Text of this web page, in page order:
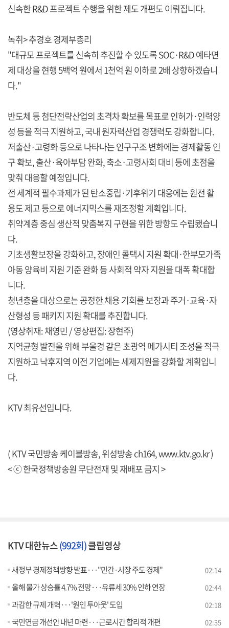
신속한 R&D 프로젝트 수행을 위한 제도 개편도 이뤄집니다.
녹취> 추경호 경제부총리
"대규모 프로젝트를 신속히 추진할 수 있도록 SOC·R&D 예타면
제 대상을 현행 5백억 원에서 1천억 원 이하로 2배 상향하겠습니
다."
반도체 등 첨단전략산업의 초격차 확보를 목표로 인허가·인력양
성 등을 적극 지원하고, 국내 원자력산업 경쟁력도 강화합니다.
저출산·고령화 등으로 나타나는 인구구조 변화에는 경제활동 인
구 확보, 출산·육아부담 완화, 축소·고령사회 대비 등에 초점을
맞춰 대응할 예정입니다.
전 세계적 필수과제가 된 탄소중립·기후위기 대응에는 원전 활
용도 제고 등으로 에너지믹스를 재조정할 계획입니다.
취약계층 중심 생산적 맞춤복지 구현을 위한 방향도 수립됐습니
다.
기초생활보장을 강화하고, 장애인 콜택시 지원 확대·한부모가족
아동 양육비 지원 기준 완화 등 사회적 약자 지원을 대폭 확대합
니다.
청년층을 대상으로는 공정한 채용 기회를 보장과 주거·교육·자
산형성 등 패키지 지원 확대를 추진합니다.
(영상취재: 채영민 / 영상편집: 장현주)
지역균형 발전을 위해 부울경 같은 초광역 메가시티 조성을 적극
지원하고 낙후지역 이전 기업에는 세제지원을 강화할 계획입니
다.
KTV 최유선입니다.
( KTV 국민방송 케이블방송, 위성방송 ch164,www.ktv.go.kr)
< ⓒ 한국정책방송원 무단전재 및 재배포 금지 >
KTV 대한뉴스(992회)클립영상
새정부 경제정책방향 발표···"민간·시장 주도 경제" 02:14
올해 물가 상승률 4.7% 전망···유류세 30% 인하 연장 02:44
과감한 규제 개혁···'원인 투아웃' 도입 02:18
국민연금 개선안 내년 마련···근로시간 합리적 개편 02:35